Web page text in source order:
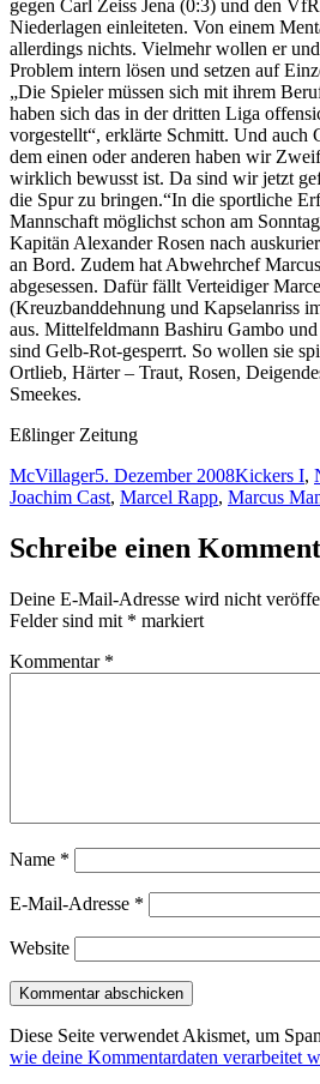
gegen Carl Zeiss Jena (0:3) und den
Niederlagen einleiteten. Von einem
allerdings nichts. Vielmehr wollen er
Problem intern lösen und setzen auf
„Die Spieler müssen sich mit ihrem
haben sich das in der dritten Liga
vorgestellt“, erklärte Schmitt. Und auch
dem einen oder anderen haben wir
wirklich bewusst ist. Da sind wir jetzt
die Spur zu bringen.“In die sportliche
Mannschaft möglichst schon am
Kapitän Alexander Rosen nach
an Bord. Zudem hat Abwehrchef
abgesessen. Dafür fällt Verteidiger
(Kreuzbanddehnung und Kapselanriss
aus. Mittelfeldmann Bashiru Gambo
sind Gelb-Rot-gesperrt. So wollen sie
Ortlieb, Härter – Traut, Rosen,
Smeekes.
Eßlinger Zeitung
Autor
McVillagerVeröffentlicht
am
5. Dezember 2008Kategorien
Kickers I,
Joachim Cast, Marcel Rapp, Marcus
Schreibe einen
Deine E-Mail-Adresse wird nicht
Felder sind mit * markiert
Kommentar *
Name *
E-Mail-Adresse *
Website
Diese Seite verwendet Akismet, um
wie deine Kommentardaten verarbeitet